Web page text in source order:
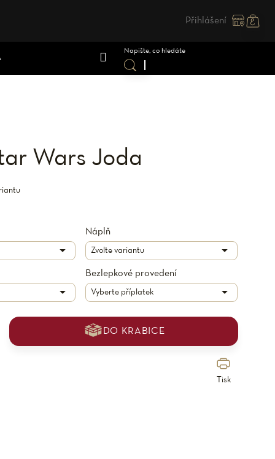
Přihlášení
Wars Joda
Náplň
Bezlepkové provedení
Tisk
DO KRABICE